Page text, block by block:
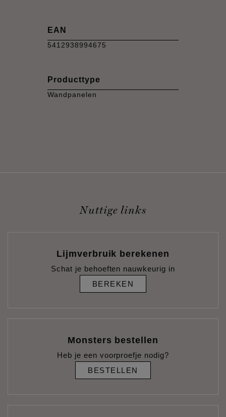
EAN
5412938994675
Producttype
Wandpanelen
Nuttige links
Lijmverbruik berekenen
Schat je behoeften nauwkeurig in
BEREKEN
Monsters bestellen
Heb je een voorproefje nodig?
BESTELLEN